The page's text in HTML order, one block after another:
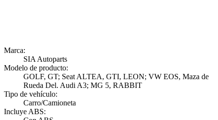
Marca:
SIA Autoparts
Modelo de producto:
GOLF, GT; Seat ALTEA, GTI, LEON; VW EOS, Maza de
Rueda Del. Audi A3; MG 5, RABBIT
Tipo de vehículo:
Carro/Camioneta
Incluye ABS: